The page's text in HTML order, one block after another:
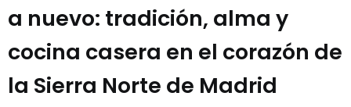
a nuevo: tradición, alma y
cocina casera en el corazón de
la Sierra Norte de Madrid